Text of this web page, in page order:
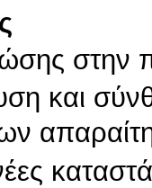
στην
και